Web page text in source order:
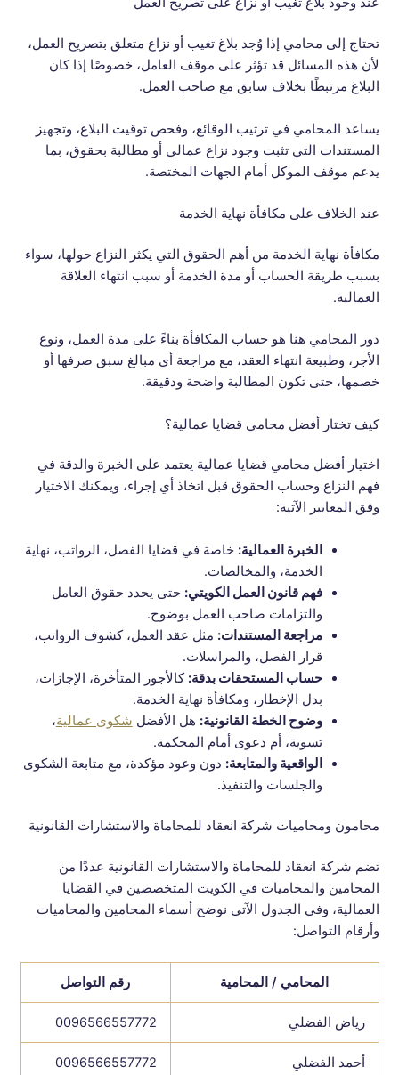
تحتاج إلى محامي إذا وُجد بلاغ تغيب أو نزاع متعلق بتصريح العمل،
لأن هذه المسائل قد تؤثر على موقف العامل، خصوصًا إذا كان
البلاغ مرتبطًا بخلاف سابق مع صاحب العمل.
يساعد المحامي في ترتيب الوقائع، وفحص توقيت البلاغ، وتجهيز
المستندات التي تثبت وجود نزاع عمالي أو مطالبة بحقوق، بما
يدعم موقف الموكل أمام الجهات المختصة.
عند الخلاف على مكافأة نهاية الخدمة
مكافأة نهاية الخدمة من أهم الحقوق التي يكثر النزاع حولها، سواء
بسبب طريقة الحساب أو مدة الخدمة أو سبب انتهاء العلاقة
العمالية.
دور المحامي هنا هو حساب المكافأة بناءً على مدة العمل، ونوع
الأجر، وطبيعة انتهاء العقد، مع مراجعة أي مبالغ سبق صرفها أو
خصمها، حتى تكون المطالبة واضحة ودقيقة.
كيف تختار أفضل محامي قضايا عمالية؟
اختيار أفضل محامي قضايا عمالية يعتمد على الخبرة والدقة في
فهم النزاع وحساب الحقوق قبل اتخاذ أي إجراء، ويمكنك الاختيار
وفق المعايير الآتية:
الخبرة العمالية: خاصة في قضايا الفصل، الرواتب، نهاية
الخدمة، والمخالصات.
فهم قانون العمل الكويتي: حتى يحدد حقوق العامل
والتزامات صاحب العمل بوضوح.
مراجعة المستندات: مثل عقد العمل، كشوف الرواتب،
قرار الفصل، والمراسلات.
حساب المستحقات بدقة: كالأجور المتأخرة، الإجازات،
بدل الإخطار، ومكافأة نهاية الخدمة.
وضوح الخطة القانونية: هل الأفضل شكوى عمالية،
تسوية، أم دعوى أمام المحكمة.
الواقعية والمتابعة: دون وعود مؤكدة، مع متابعة الشكوى
والجلسات والتنفيذ.
محامون ومحاميات شركة انعقاد للمحاماة والاستشارات القانونية
تضم شركة انعقاد للمحاماة والاستشارات القانونية عددًا من
المحامين والمحاميات في الكويت المتخصصين في القضايا
العمالية، وفي الجدول الآتي نوضح أسماء المحامين والمحاميات
وأرقام التواصل:
المحامي / المحامية رقم التواصل
رياض الفضلي 0096566557772
أحمد الفضلي 0096566557772